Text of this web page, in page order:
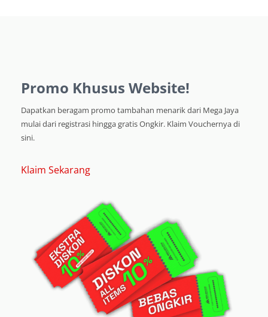
Promo Khusus Website!
Dapatkan beragam promo tambahan menarik dari Mega Jaya
mulai dari registrasi hingga gratis Ongkir. Klaim Vouchernya di
sini.
Klaim Sekarang